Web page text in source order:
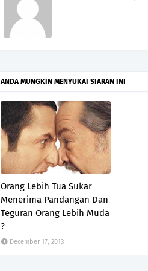
ANDA MUNGKIN MENYUKAI SIARAN INI
Orang Lebih Tua Sukar
Menerima Pandangan Dan
Teguran Orang Lebih Muda
?
December 17, 2013